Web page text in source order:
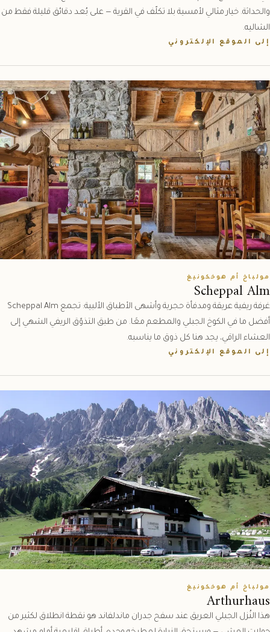
والحداثة. خيار مثالي لأمسية بلا تكلّف في القرية — على بُعد دقائق قليلة فقط من
الشاليه.
إلى الموقع الإلكتروني
مولباخ أم هوخكونيغ
Scheppal Alm
غرفة ريفية عريقة ومدفأة حجرية وأشهى الأطباق الألبية: تجمع Scheppal Alm
أفضل ما في الكوخ الجبلي والمطعم معًا. من طبق التذوّق الريفي الشهي إلى
العشاء الراقي، يجد هنا كل ذوق ما يناسبه.
إلى الموقع الإلكتروني
مولباخ أم هوخكونيغ
Arthurhaus
هذا النُزل الجبلي العريق عند سفح جدران ماندلفاند هو نقطة انطلاق لكثير من